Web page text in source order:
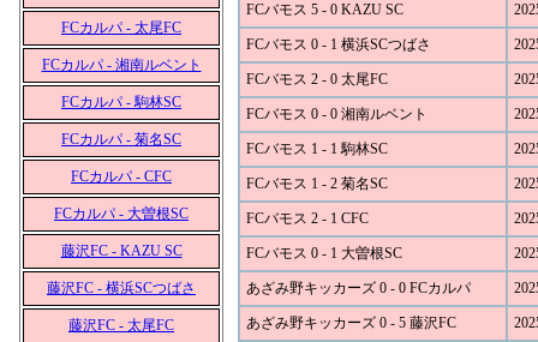
FCカルパ - 太尾FC
FCカルパ - 湘南ルベント
FCカルパ - 駒林SC
FCカルパ - 菊名SC
FCカルパ - CFC
FCカルパ - 大曽根SC
藤沢FC - KAZU SC
藤沢FC - 横浜SCつばさ
藤沢FC - 太尾FC
FCバモス 5 - 0 KAZU SC
FCバモス 0 - 1 横浜SCつばさ
FCバモス 2 - 0 太尾FC
FCバモス 0 - 0 湘南ルベント
FCバモス 1 - 1 駒林SC
FCバモス 1 - 2 菊名SC
FCバモス 2 - 1 CFC
FCバモス 0 - 1 大曽根SC
あざみ野キッカーズ 0 - 0 FCカルパ
あざみ野キッカーズ 0 - 5 藤沢FC